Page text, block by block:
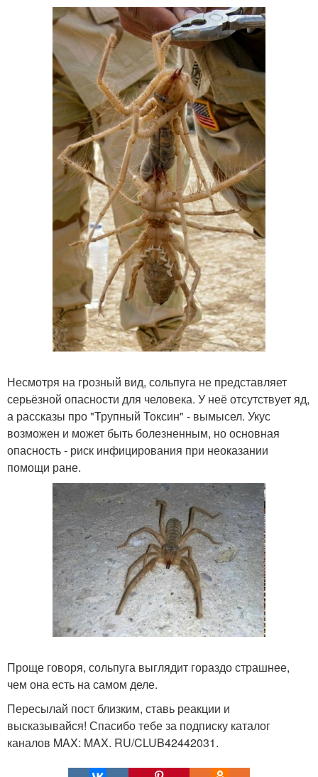
Несмотря на грозный вид, сольпуга не представляет
серьёзной опасности для человека. У неё отсутствует яд,
а рассказы про "Трупный Токсин" - вымысел. Укус
возможен и может быть болезненным, но основная
опасность - риск инфицирования при неоказании
помощи ране.
Проще говоря, сольпуга выглядит гораздо страшнее,
чем она есть на самом деле.
Пересылай пост близким, ставь реакции и
высказывайся! Спасибо тебе за подписку каталог
каналов MAX: MAX. RU/CLUB42442031.